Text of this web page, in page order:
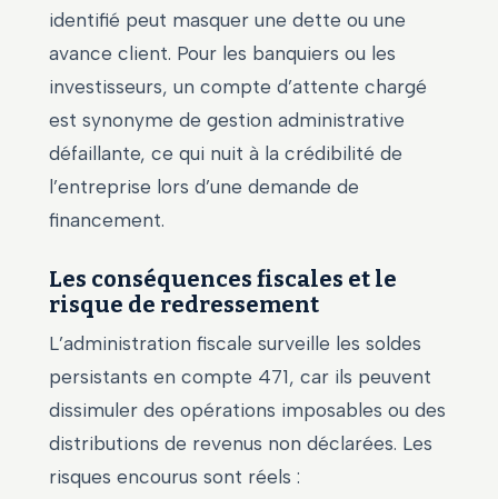
identifié peut masquer une dette ou une
avance client. Pour les banquiers ou les
investisseurs, un compte d’attente chargé
est synonyme de gestion administrative
défaillante, ce qui nuit à la crédibilité de
l’entreprise lors d’une demande de
financement.
Les conséquences fiscales et le
risque de redressement
L’administration fiscale surveille les soldes
persistants en compte 471, car ils peuvent
dissimuler des opérations imposables ou des
distributions de revenus non déclarées. Les
risques encourus sont réels :